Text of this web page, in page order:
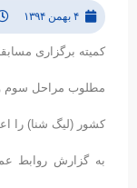
۴ بهمن ۱۳۹۴
کمیته برگزاری
مطلوب مراحل سوم و
کشور (لیگ شنا) را
به گزارش روابط